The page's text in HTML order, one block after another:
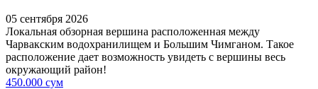
05 сентября 2026
Локальная обзорная вершина расположенная между
Чарвакским водохранилищем и Большим Чимганом. Такое
расположение дает возможность увидеть с вершины весь
окружающий район!
450.000 сум